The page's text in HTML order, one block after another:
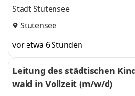
Stadt Stutensee
Stutensee
vor etwa 6 Stunden
Leitung des städtischen
wald in Vollzeit (m/w/d)